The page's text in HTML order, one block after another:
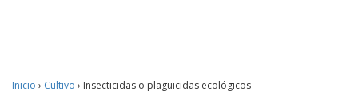
Inicio › Cultivo › Insecticidas o plaguicidas ecológicos